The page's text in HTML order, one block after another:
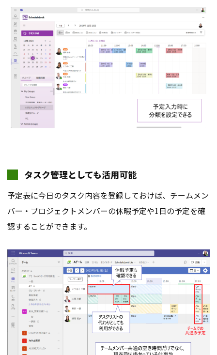
タスク管理としても活用可能
予定表に今日のタスク内容を登録しておけば、チームメン
バー・プロジェクトメンバーの休暇予定や1日の予定を確
認することができます。